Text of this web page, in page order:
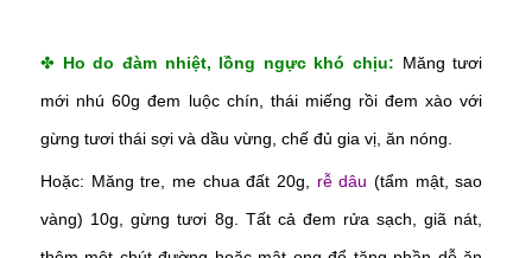
✤ Ho do đàm nhiệt, lồng ngực khó chịu: Măng tươi
mới nhú 60g đem luộc chín, thái miếng rồi đem xào với
gừng tươi thái sợi và dầu vừng, chế đủ gia vị, ăn nóng.
Hoặc: Măng tre, me chua đất 20g, rễ dâu (tẩm mật, sao
vàng) 10g, gừng tươi 8g. Tất cả đem rửa sạch, giã nát,